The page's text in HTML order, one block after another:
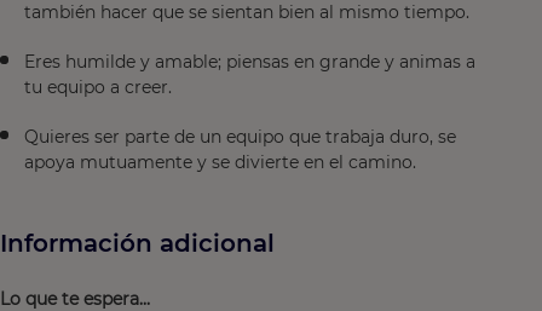
también hacer que se sientan bien al mismo tiempo.
Eres humilde y amable; piensas en grande y animas a
tu equipo a creer.
Quieres ser parte de un equipo que trabaja duro, se
apoya mutuamente y se divierte en el camino.
Información adicional
Lo que te espera...